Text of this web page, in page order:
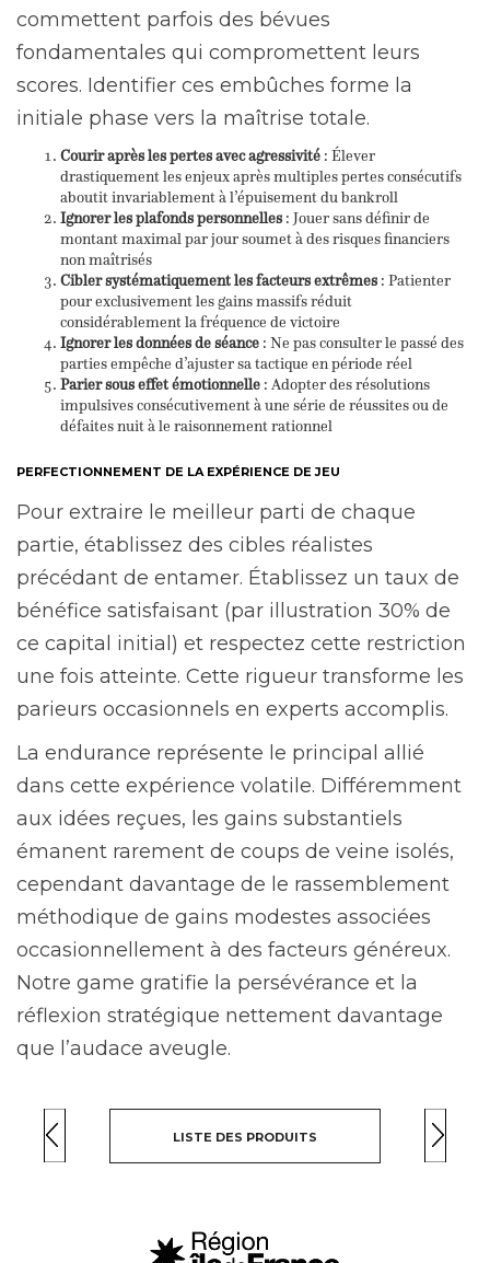
commettent parfois des bévues
fondamentales qui compromettent leurs
scores. Identifier ces embûches forme la
initiale phase vers la maîtrise totale.
Courir après les pertes avec agressivité : Élever
drastiquement les enjeux après multiples pertes consécutifs
aboutit invariablement à l’épuisement du bankroll
Ignorer les plafonds personnelles : Jouer sans définir de
montant maximal par jour soumet à des risques financiers
non maîtrisés
Cibler systématiquement les facteurs extrêmes : Patienter
pour exclusivement les gains massifs réduit
considérablement la fréquence de victoire
Ignorer les données de séance : Ne pas consulter le passé des
parties empêche d’ajuster sa tactique en période réel
Parier sous effet émotionnelle : Adopter des résolutions
impulsives consécutivement à une série de réussites ou de
défaites nuit à le raisonnement rationnel
PERFECTIONNEMENT DE LA EXPÉRIENCE DE JEU
Pour extraire le meilleur parti de chaque
partie, établissez des cibles réalistes
précédant de entamer. Établissez un taux de
bénéfice satisfaisant (par illustration 30% de
ce capital initial) et respectez cette restriction
une fois atteinte. Cette rigueur transforme les
parieurs occasionnels en experts accomplis.
La endurance représente le principal allié
dans cette expérience volatile. Différemment
aux idées reçues, les gains substantiels
émanent rarement de coups de veine isolés,
cependant davantage de le rassemblement
méthodique de gains modestes associées
occasionnellement à des facteurs généreux.
Notre game gratifie la persévérance et la
réflexion stratégique nettement davantage
que l’audace aveugle.
LISTE DES PRODUITS